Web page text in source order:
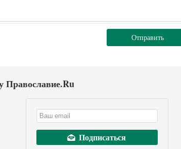
Отправить
Православие.Ru